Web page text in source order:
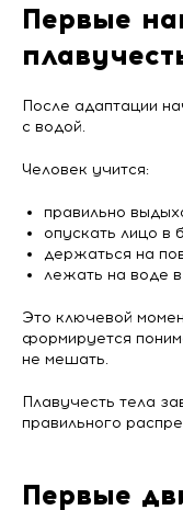
Первые
После адаптации
с водой.
Человек учится:
правильно
опускать лицо в
держаться на
лежать на воде
Это ключевой
формируется
не мешать.
Плавучесть тела
правильного
Первые